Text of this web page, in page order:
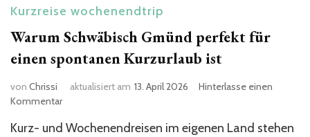
Kurzreise wochenendtrip
Warum Schwäbisch Gmünd perfekt für
einen spontanen Kurzurlaub ist
von Chrissi aktualisiert am 13. April 2026
Hinterlasse einen
Kommentarzu
Schwäbisch
Kurz- und Wochenendreisen im eigenen Land stehen